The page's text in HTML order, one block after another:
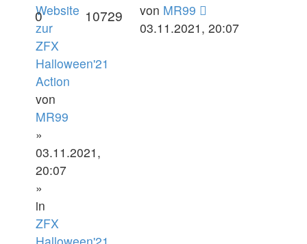
Website
zur
ZFX
Halloween'21
Action
von
MR99
»
03.11.2021,
20:07
»
in
ZFX
0 10729 von MR99
03.11.2021, 20:07